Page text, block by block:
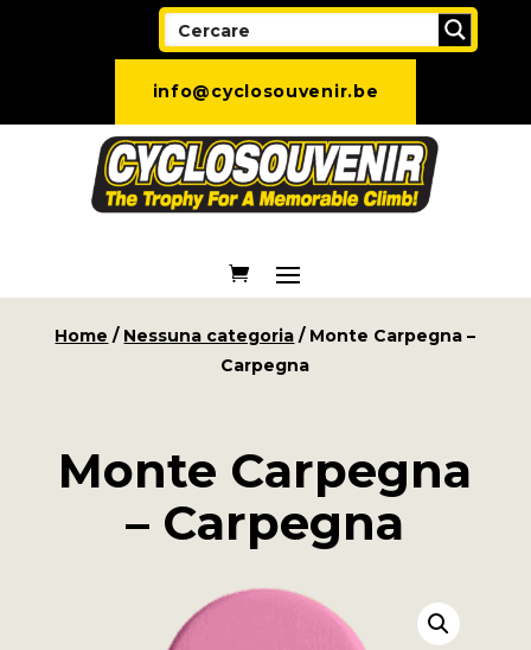
info@cyclosouvenir.be
Home / Nessuna categoria / Monte Carpegna –
Carpegna
Monte Carpegna
– Carpegna